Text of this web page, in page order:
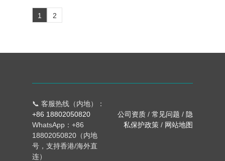
1 2
📞 客服热线（内地）：
+86 18802050820
WhatsApp：+86
18802050820（内地
号，支持香港/海外直
连）
公司资质 / 常见问题 / 隐
私保护政策 / 网站地图